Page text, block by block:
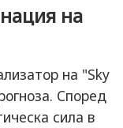
на
на "Sky
Според
сила в